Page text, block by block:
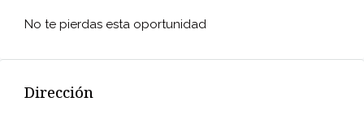
No te pierdas esta oportunidad
Dirección